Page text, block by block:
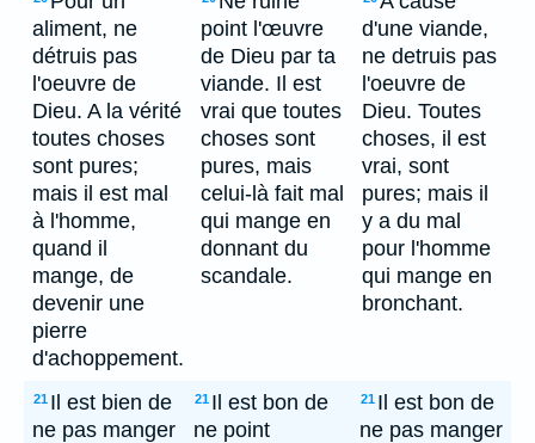
aliment, ne
détruis pas
l'oeuvre de
Dieu. A la vérité
toutes choses
sont pures;
mais il est mal
à l'homme,
quand il
mange, de
devenir une
pierre
d'achoppement.
point l'œuvre
de Dieu par ta
viande. Il est
vrai que toutes
choses sont
pures, mais
celui-là fait mal
qui mange en
donnant du
scandale.
d'une viande,
ne detruis pas
l'oeuvre de
Dieu. Toutes
choses, il est
vrai, sont
pures; mais il
y a du mal
pour l'homme
qui mange en
bronchant.
21 Il est bien de
ne pas manger
21 Il est bon de
ne point
21 Il est bon de
ne pas manger